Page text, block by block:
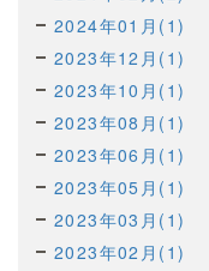
2024年01月(1)
2023年12月(1)
2023年10月(1)
2023年08月(1)
2023年06月(1)
2023年05月(1)
2023年03月(1)
2023年02月(1)